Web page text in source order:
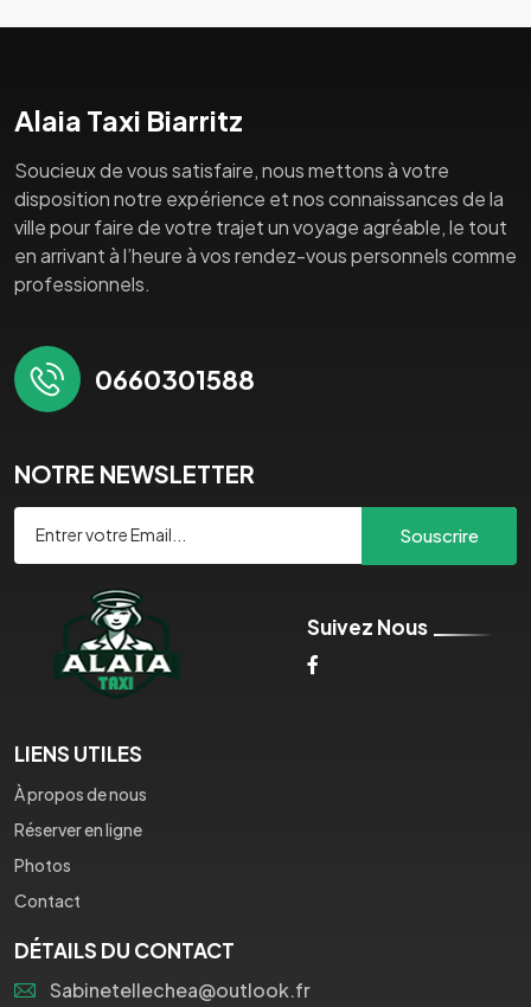
Alaia Taxi Biarritz
Soucieux de vous satisfaire, nous mettons à votre
disposition notre expérience et nos connaissances de la
ville pour faire de votre trajet un voyage agréable, le tout
en arrivant à l’heure à vos rendez-vous personnels comme
professionnels.
0660301588
NOTRE NEWSLETTER
Souscrire
Suivez Nous
LIENS UTILES
À propos de nous
Réserver en ligne
Photos
Contact
DÉTAILS DU CONTACT
Sabinetellechea@outlook.fr